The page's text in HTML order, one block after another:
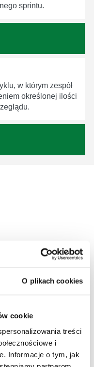
O plikach cookies
cookie
treści
i
Informacje o tym, jak
sprintu.
w którym zespół
określonej ilości
how, pigułki